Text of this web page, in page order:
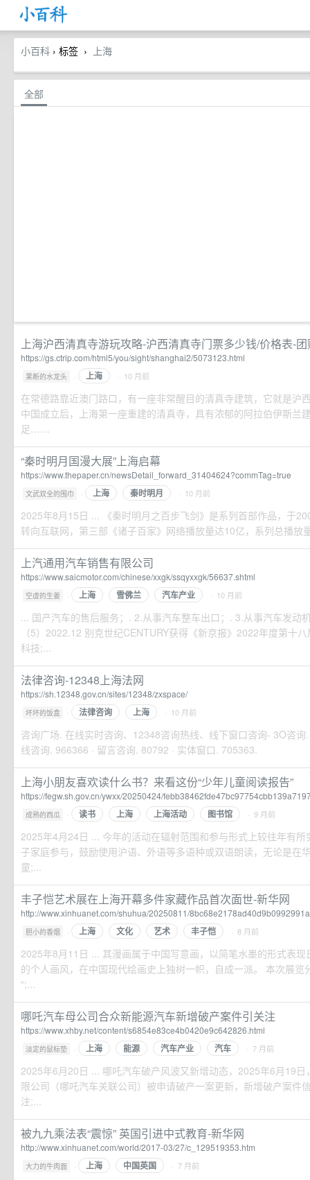
小百科 › 标签 › 上海
全部
上海沪西清真寺游玩攻略-沪西清真寺门票多少钱/价格表-
https://gs.ctrip.com/html5/you/sight/shanghai2/5073123.html
果断的水龙头 · 上海 · 10 月前
在常德路靠近澳门路口，有一座非常醒目的清真寺建筑，它就是沪
中国成立后，上海第一座重建的清真寺，具有浓郁的阿拉伯伊斯兰
足……
“秦时明月国漫大展”上海启幕
https://www.thepaper.cn/newsDetail_forward_31404624?commTag=true
文武双全的围巾 · 上海 秦时明月 · 10 月前
2025年8月15日 ... 《秦时明月之百步飞剑》是系列首部作品，于
转向互联网，第三部《诸子百家》网络播放量达10亿，系列总播放
上汽通用汽车销售有限公司
https://www.saicmotor.com/chinese/xxgk/ssqyxxgk/56637.shtml
空虚的生姜 · 上海 雪佛兰 汽车产业 · 10 月前
... 国产汽车的售后服务；. 2.从事汽车整车出口；. 3.从事汽车发动
（5）2022.12 别克世纪CENTURY获得《新京报》2022年度第十
科技;...
法律咨询-12348上海法网
https://sh.12348.gov.cn/sites/12348/zxspace/
坏坏的饭盒 · 法律咨询 上海 · 10 月前
咨询广场. 在线实时咨询、12348咨询热线、线下窗口咨询- 3O咨询
线咨询. 966366 · 留言咨询. 80792 · 实体窗口. 705363.
上海小朋友喜欢读什么书？来看这份“少年儿童阅读报告”
https://fegw.sh.gov.cn/ywxx/20250424/
成熟的西瓜 · 读书 上海 上海活动 图书馆 · 9 月前
2025年4月24日 ... 今年的活动在辐射范围和参与形式上较往年有
子家庭参与，鼓励使用沪语、外语等多语种或双语朗读，无论是在
童;...
丰子恺艺术展在上海开幕多件家藏作品首次面世-新华网
http://www.xinhuanet.com/shuhua/20250811/
胆小的香烟 · 上海 文化 艺术 丰子恺 · 8 月前
2025年8月11日 ... 其漫画属于中国写意画，以简笔水墨的形式表
的个人画风，在中国现代绘画史上独树一帜，自成一派。 本次展览
“;...
哪吒汽车母公司合众新能源汽车新增破产案件引关注
https://www.xhby.net/content/s6854e83ce4b0420e9c642826.html
淡定的鼠标垫 · 上海 能源 汽车产业 汽车 · 7 月前
2025年6月20日 ... 哪吒汽车破产风波又新增动态，2025年6月19日
限公司（哪吒汽车关联公司）被申请破产一案更新，新增破产案件
注;...
被九九乘法表“震惊” 英国引进中式教育-新华网
http://www.xinhuanet.com/world/2017-03/27/c_129519353.htm
大力的牛肉面 · 上海 中国英国 · 7 月前